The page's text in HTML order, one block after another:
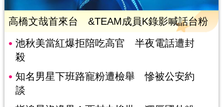
高橋文哉首來台 &TEAM成員K錄影喊話台粉
池秋美當紅爆拒陪吃高官 半夜電話遭封
殺
知名男星下班路寵粉遭檢舉 慘被公安約
談